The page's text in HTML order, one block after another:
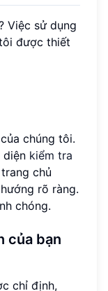
Việc sử dụng
được thiết
chúng tôi.
diện kiểm tra
chủ
rõ ràng.
chóng.
của bạn
chỉ định,